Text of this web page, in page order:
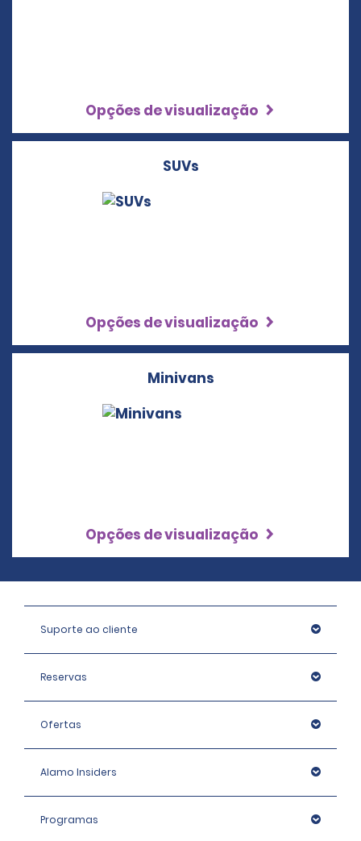
Opções de visualização
SUVs
Opções de visualização
Minivans
Opções de visualização
Suporte ao cliente
Reservas
Ofertas
Alamo Insiders
Programas